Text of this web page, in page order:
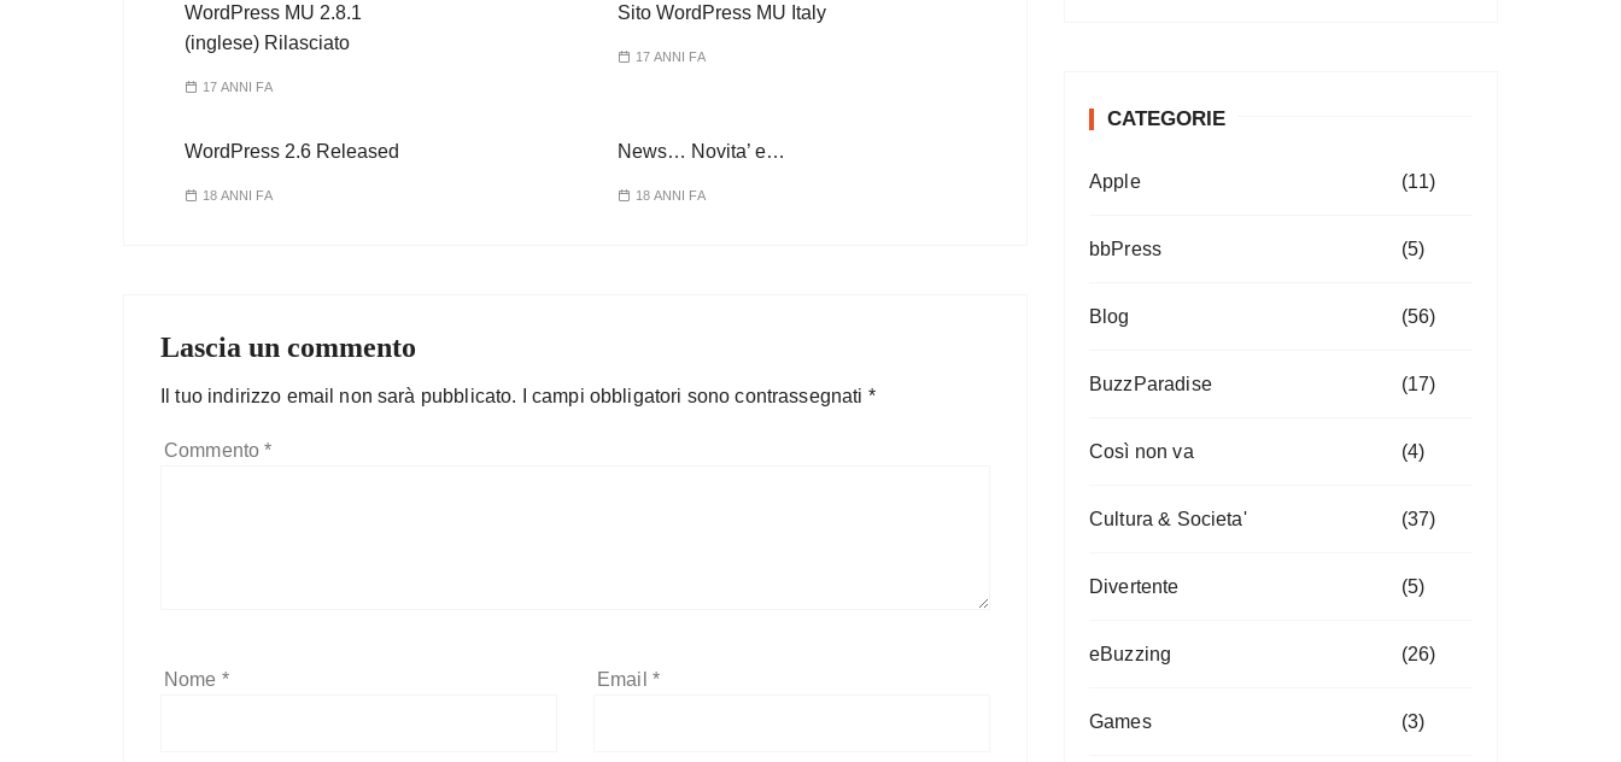
WordPress MU 2.8.1
(inglese) Rilasciato
17 ANNI FA
Sito WordPress MU Italy
17 ANNI FA
WordPress 2.6 Released
18 ANNI FA
News… Novita’ e…
18 ANNI FA
Lascia un commento
Il tuo indirizzo email non sarà pubblicato. I campi obbligatori sono contrassegnati *
Commento*
Nome * Email *
CATEGORIE
Apple (11)
bbPress (5)
Blog (56)
BuzzParadise (17)
Così non va (4)
Cultura & Societa' (37)
Divertente (5)
eBuzzing (26)
Games (3)